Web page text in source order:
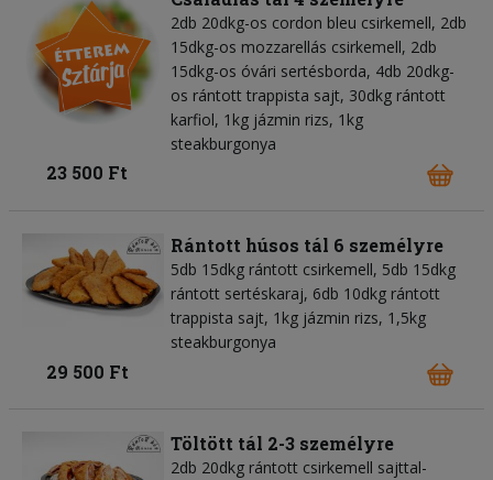
2db 20dkg-os cordon bleu csirkemell, 2db
15dkg-os mozzarellás csirkemell, 2db
15dkg-os óvári sertésborda, 4db 20dkg-
os rántott trappista sajt, 30dkg rántott
karfiol, 1kg jázmin rizs, 1kg
steakburgonya
23 500 Ft
Rántott húsos tál 6 személyre
5db 15dkg rántott csirkemell, 5db 15dkg
rántott sertéskaraj, 6db 10dkg rántott
trappista sajt, 1kg jázmin rizs, 1,5kg
steakburgonya
29 500 Ft
Töltött tál 2-3 személyre
2db 20dkg rántott csirkemell sajttal-